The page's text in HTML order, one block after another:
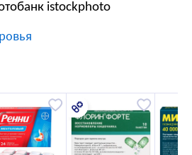
istockphoto